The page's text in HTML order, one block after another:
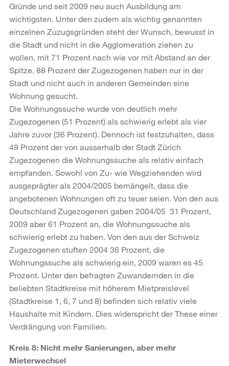
Gründe und seit 2009 neu auch Ausbildung am
wichtigsten. Unter den zudem als wichtig genannten
einzelnen Zuzugsgründen steht der Wunsch, bewusst in
die Stadt und nicht in die Agglomeration ziehen zu
wollen, mit 71 Prozent nach wie vor mit Abstand an der
Spitze. 88 Prozent der Zugezogenen haben nur in der
Stadt und nicht auch in anderen Gemeinden eine
Wohnung gesucht.
Die Wohnungssuche wurde von deutlich mehr
Zugezogenen (51 Prozent) als schwierig erlebt als vier
Jahre zuvor (36 Prozent). Dennoch ist festzuhalten, dass
49 Prozent der von ausserhalb der Stadt Zürich
Zugezogenen die Wohnungssuche als relativ einfach
empfanden. Sowohl von Zu- wie Wegziehenden wird
ausgeprägter als 2004/2005 bemängelt, dass die
angebotenen Wohnungen oft zu teuer seien. Von den aus
Deutschland Zugezogenen gaben 2004/05 31 Prozent,
2009 aber 61 Prozent an, die Wohnungssuche als
schwierig erlebt zu haben. Von den aus der Schweiz
Zugezogenen stuften 2004 36 Prozent, die
Wohnungssuche als schwierig ein, 2009 waren es 45
Prozent. Unter den befragten Zuwandernden in die
beliebten Stadtkreise mit höherem Mietpreislevel
(Stadtkreise 1, 6, 7 und 8) befinden sich relativ viele
Haushalte mit Kindern. Dies widerspricht der These einer
Verdrängung von Familien.
Kreis 8: Nicht mehr Sanierungen, aber mehr
Mieterwechsel